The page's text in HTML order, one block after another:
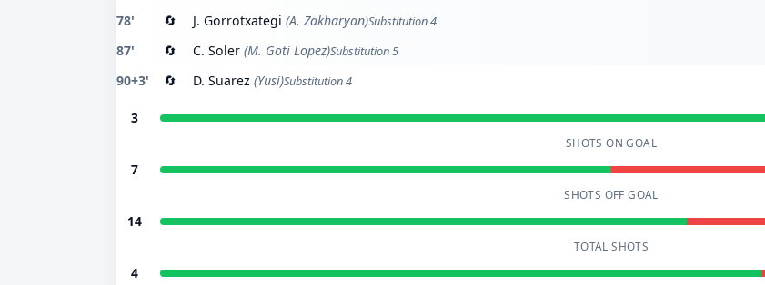
78' 🔄 J. Gorrotxategi (A. Zakharyan)Substitution 4
87' 🔄 C. Soler (M. Goti Lopez)Substitution 5
90+3' 🔄 D. Suarez (Yusi)Substitution 4
3
SHOTS ON GOAL
7
SHOTS OFF GOAL
14
TOTAL SHOTS
4